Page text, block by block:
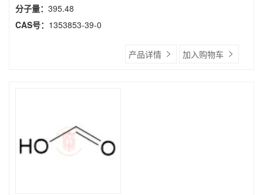
分子量： 395.48
CAS号： 1353853-39-0
产品详情 加入购物车